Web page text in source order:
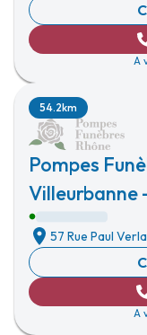
A
Pompes
Villeurbanne
54.2km
57 Rue Paul
A